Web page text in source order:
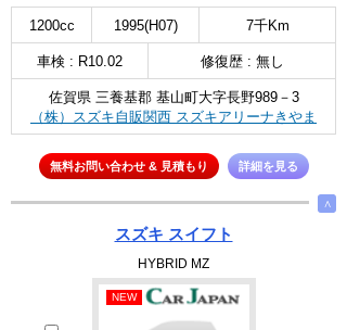
1200cc 1995(H07) 7千Km
車検 : R10.02 修復歴 : 無し
佐賀県 三養基郡 基山町大字長野989－3
（株）スズキ自販関西 スズキアリーナきやま
無料お問い合わせ & 見積もり 詳細を見る
∧
スズキ スイフト
HYBRID MZ
NEW